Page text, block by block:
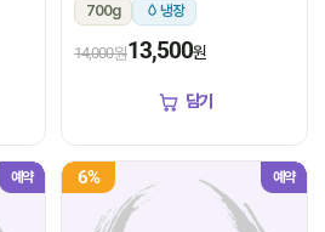
700g 냉장
14,000원13,500원
담기
예약 6% 예약